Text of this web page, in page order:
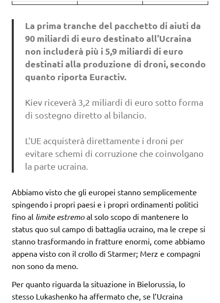
La prima tranche del pacchetto di aiuti da
90 miliardi di euro destinato all’Ucraina
non includerà più i 5,9 miliardi di euro
destinati alla produzione di droni, secondo
quanto riporta Euractiv.
Kiev riceverà 3,2 miliardi di euro sotto forma
di sostegno diretto al bilancio.
L’UE acquisterà direttamente i droni per
evitare schemi di corruzione che coinvolgano
la parte ucraina.
Abbiamo visto che gli europei stanno semplicemente
spingendo i propri paesi e i propri ordinamenti politici
fino al limite estremoal solo scopo di mantenere lo
status quo sul campo di battaglia ucraino, ma le crepe si
stanno trasformando in fratture enormi, come abbiamo
appena visto con il crollo di Starmer; Merz e compagni
non sono da meno.
Per quanto riguarda la situazione in Bielorussia, lo
stesso Lukashenko ha affermato che, se l’Ucraina